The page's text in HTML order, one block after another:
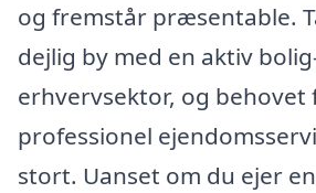
og fremstår præsentable.
dejlig by med en aktiv
erhvervsektor, og behovet
professionel
stort. Uanset om du ejer